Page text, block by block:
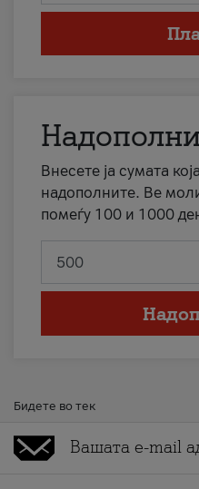
Внесете ја сумата
надополните. Ве
помеѓу 100 и 1000
Бидете во тек